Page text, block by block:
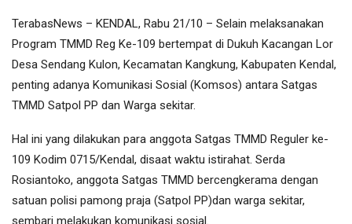
TerabasNews – KENDAL, Rabu 21/10 – Selain melaksanakan
Program TMMD Reg Ke-109 bertempat di Dukuh Kacangan Lor
Desa Sendang Kulon, Kecamatan Kangkung, Kabupaten Kendal,
penting adanya Komunikasi Sosial (Komsos) antara Satgas
TMMD Satpol PP dan Warga sekitar.
Hal ini yang dilakukan para anggota Satgas TMMD Reguler ke-
109 Kodim 0715/Kendal, disaat waktu istirahat. Serda
Rosiantoko, anggota Satgas TMMD bercengkerama dengan
satuan polisi pamong praja (Satpol PP)dan warga sekitar,
sembari melakukan komunikasi sosial.